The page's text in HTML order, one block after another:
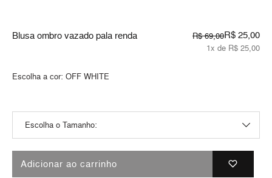
Blusa ombro vazado pala renda R$ 69,00R$ 25,00
1x de R$ 25,00
Escolha a cor: OFF WHITE
Adicionar ao carrinho